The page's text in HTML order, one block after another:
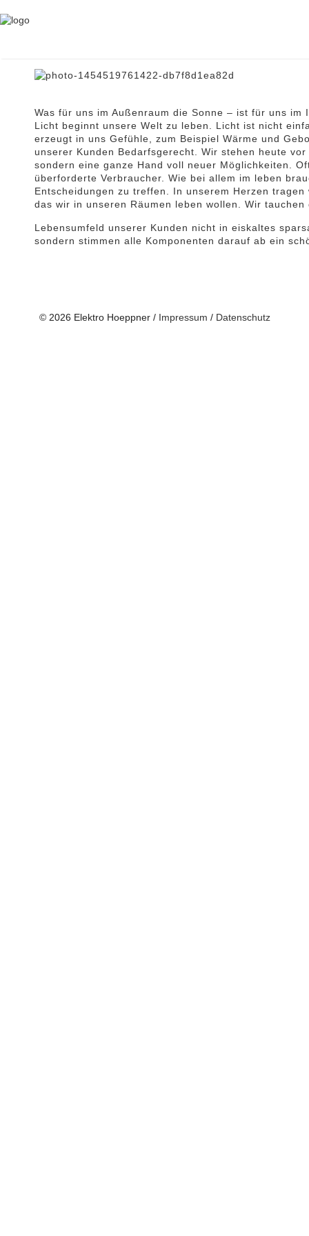
Was für uns im Außenraum die Sonne – ist für uns
Licht beginnt unsere Welt zu leben. Licht ist nicht
erzeugt in uns Gefühle, zum Beispiel Wärme und
unserer Kunden Bedarfsgerecht. Wir stehen heute
sondern eine ganze Hand voll neuer Möglichkeiten.
überforderte Verbraucher. Wie bei allem im leben
Entscheidungen zu treffen. In unserem Herzen
das wir in unseren Räumen leben wollen. Wir tauchen
Lebensumfeld unserer Kunden nicht in eiskaltes
sondern stimmen alle Komponenten darauf ab ein
© 2026 Elektro Hoeppner / Impressum / Datenschutz